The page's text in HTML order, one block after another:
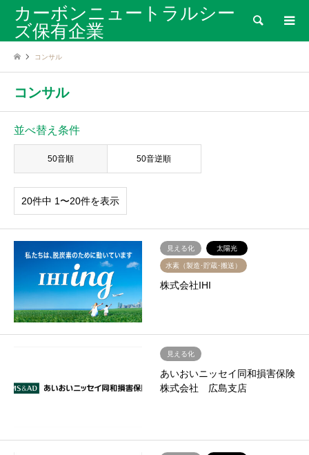
カーボンニュートラルシー
ズ保有企業
検索
コンサル
コンサル
並べ替え条件
50音順 50音逆順
20件中 1〜20件を表示
見える化 太陽光
水素（製造･貯蔵･搬送）
株式会社IHI
見える化
あいおいニッセイ同和損害保険
株式会社 広島支店